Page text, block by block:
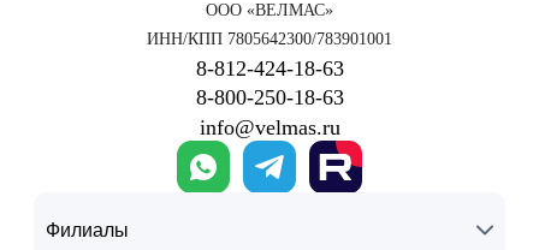
ООО «ВЕЛМАС»
ИНН/КПП 7805642300/783901001
8‑812‑424‑18‑63
8‑800‑250‑18‑63
info@velmas.ru
Филиалы